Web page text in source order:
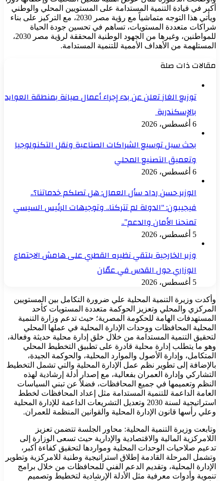
أكبر في قيادة التنمية المستدامة على المستويين المحلي والوطني
ويأتي هذا التوجه متماشياً مع رؤية مصر 2030، مع التركيز على بناء
شراكات متعددة المستويات، تساهم في تحسين جودة الحياة
للمواطنين، وغيرها من الجهود الوطنية المحققة لرؤية مصر 2030،
المستلهمة من الأهداف الأممية للتنمية المستدامة.
مقالات ذات صلة
توزيع الغاز تعلن عن بدء إجراء أعمال صيانة بمنطقة العوايد
بالإسكندرية
6 أغسطس، 2026
بحث سبل توسيع الشراكات الصناعية ونقل التكنولوجيا
وتعميق التصنيع المحلي
6 أغسطس، 2026
الوزير حسن رداد سأل العمال: هل تصلكم خدماتنا؟..
فيجيبون: “الدولة لم تتركنا.. وتوجيهات الرئيس السيسي
تمنحنا الأمان والدعم”..
5 أغسطس، 2026
وزير الخارجية يلتقي نظيره القطري على هامش الاجتماع
الوزاري حول القدس في عمّان
5 أغسطس، 2026
وأكدت وزيرة التنمية المحلية علي ضرورة التكامل بين المستويين
المركزي والمحلي وتعزيز الحوكمة متعددة المستويات كأحد
المستهدفات الهامة للحكومة المصرية؛ حيث تدعم وزارة التنمية
المحلية المحافظات ووحدات الإدارة المحلية في عملها المحلي
لتحقيق التنمية المستدامة من خلال خلق إدارة محلية حديثة وفعالة،
وهو ما يتطلب إدارة محلية قادرة على تطبيق التخطيط المحلي
المتكامل، وإدارة الأصول والموارد المحلية، والحوكمة الجيدة،
بالإضافة إلى تطوير نظم عمل الإدارة المحلية والتي تشمل التخطيط
التشاركي وإدارة العمران بفعالية، مع إصدار أدلة إرشادية لهذه
النظم وتعميمها في جميع المحافظات، فضلاً عن تبني السياسات
العامة الداعمة للتنمية المستدامة مثل إعداد المحافظات لخطط
استراتيجية لسنة 2030 وتعديل التشريعات الداعمة للإدارة المحلية
وعلي رأسها قانون الإدارة المحلية والقوانين المنظمة للعمران.
وتابعت وزيرة التنمية المحلية: محاور الجلسة تتضمن تعزيز
اللامركزية المالية والاقتصادية والإدارية حيث تسعى الوزارة إلى
تدعيم صلاحيات الوحدات المحلية ومواردها لتحقيق كفاءة أكبر،
وتشمل المرحلة القادمة إطلاق استراتيجية وطنية للامركزية وتطوير
الإدارة المحلية، وتقديم الدعم الفني للمحافظات من خلال برامج
تنموية وأدوات معرفية مثل الأدلة الإرشادية لتخطيط وتصميم